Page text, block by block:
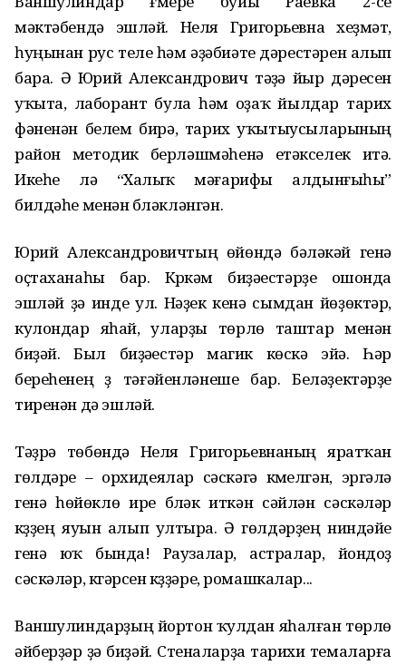
мәктәбендә эшләй. Неля Григорьевна хеҙмәт,
һуңынан рус теле һәм әҙәбиәте дәрестәрен алып
бара. Ә Юрий Александрович тәүҙә йыр дәресен
уҡыта, лаборант була һәм оҙаҡ йылдар тарих
фәненән белем бирә, тарих уҡытыусыларының
район методик берләшмәһенә етәкселек итә.
Икеһе лә “Халыҡ мәғарифы алдынғыһы”
билдәһе менән бүләкләнгән.
Юрий Александровичтың өйөндә бәләкәй генә
оҫтаханаһы бар. Күркәм биҙәүестәрҙе ошонда
эшләй ҙә инде ул. Нәҙек кенә сымдан йөҙөктәр,
кулондар яһай, уларҙы төрлө таштар менән
биҙәй. Был биҙәүестәр магик көскә эйә. Һәр
береһенең үҙ тәғәйенләнеше бар. Беләҙектәрҙе
тиренән дә эшләй.
Тәҙрә төбөндә Неля Григорьевнаның яратҡан
гөлдәре – орхидеялар сәскәгә күмелгән, эргәлә
генә һөйөклө ире бүләк иткән сәйлән сәскәләр
күҙҙең яуын алып ултыра. Ә гөлдәрҙең ниндәйе
генә юҡ бында! Раузалар, астралар, йондоҙ
сәскәләр, күгәрсен күҙҙәре, ромашкалар...
Ваншулиндарҙың йортон ҡулдан яһалған төрлө
әйберҙәр ҙә биҙәй. Стеналарҙа тарихи темаларға